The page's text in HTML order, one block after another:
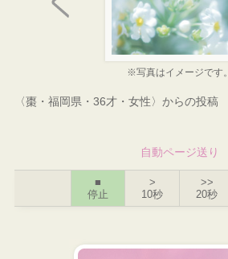
※写真はイメージです。
〈棗・福岡県・36才・女性〉からの投稿
自動ページ送り
■
停止
>
10秒
>>
20秒